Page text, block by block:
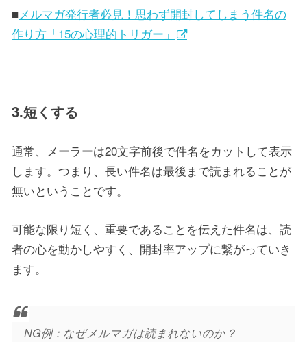
■メルマガ発行者必見！思わず開封してしまう件名の
作り方「15の心理的トリガー」
3.短くする
通常、メーラーは20文字前後で件名をカットして表示
します。つまり、長い件名は最後まで読まれることが
無いということです。
可能な限り短く、重要であることを伝えた件名は、読
者の心を動かしやすく、開封率アップに繋がっていき
ます。
NG例：なぜメルマガは読まれないのか？